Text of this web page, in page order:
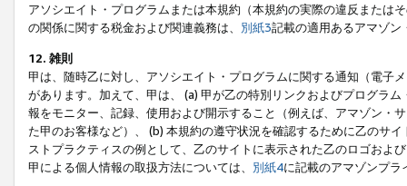
アソシエイト・プログラムまたは本規約（本規約の実際の違反または
の関係に関する税金および関連義務は、 別紙3記載の適用あるアマゾン
12. 雑則
甲は、随時乙に対し、アソシエイト・プログラムに関する通知（電子
があります。加えて、甲は、 (a) 甲が乙の特別リンクおよびプログラ
報をモニター、記録、使用および開示すること（例えば、アマゾン・
た甲のお客様など）、 (b) 本規約の遵守状況を確認するために乙のサ
ストプラクティスの例として、乙のサイトに表示された乙のロゴおよ
甲による個人情報の取扱方法については、 別紙4に記載のアマゾンプ